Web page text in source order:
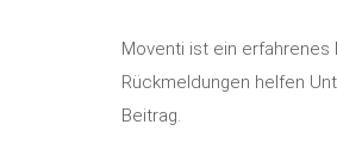
Moventi ist ein
Rückmeldungen helfen
Beitrag.